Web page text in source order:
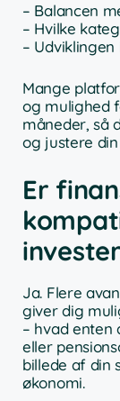
– Balancen
– Hvilke
–
Mange
og mulighed
måneder, så
og justere
Er
Ja. Flere
giver dig
– hvad enten
eller
billede af din
økonomi.